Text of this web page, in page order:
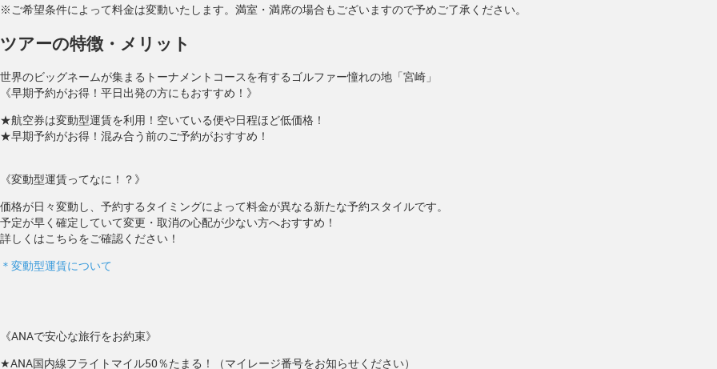
※ご希望条件によって料金は変動いたします。満室・満席の場合もございますので予めご了承ください。
ツアーの特徴・メリット
世界のビッグネームが集まるトーナメントコースを有するゴルファー憧れの地「宮崎」
《早期予約がお得！平日出発の方にもおすすめ！》
★航空券は変動型運賃を利用！空いている便や日程ほど低価格！
★早期予約がお得！混み合う前のご予約がおすすめ！
《変動型運賃ってなに！？》
価格が日々変動し、予約するタイミングによって料金が異なる新たな予約スタイルです。
予定が早く確定していて変更・取消の心配が少ない方へおすすめ！
詳しくはこちらをご確認ください！
＊変動型運賃について
《ANAで安心な旅行をお約束》
★ANA国内線フライトマイル50％たまる！（マイレージ番号をお知らせください）